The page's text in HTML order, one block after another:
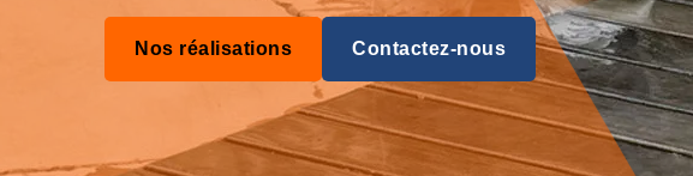
Nos réalisations Contactez-nous